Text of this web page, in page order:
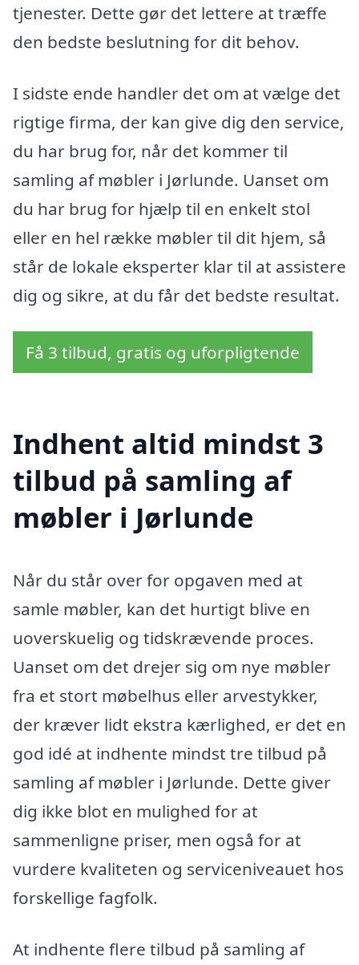
tjenester. Dette gør det lettere at træffe
den bedste beslutning for dit behov.
I sidste ende handler det om at vælge det
rigtige firma, der kan give dig den service,
du har brug for, når det kommer til
samling af møbler i Jørlunde. Uanset om
du har brug for hjælp til en enkelt stol
eller en hel række møbler til dit hjem, så
står de lokale eksperter klar til at assistere
dig og sikre, at du får det bedste resultat.
Få 3 tilbud, gratis og uforpligtende
Indhent altid mindst 3
tilbud på samling af
møbler i Jørlunde
Når du står over for opgaven med at
samle møbler, kan det hurtigt blive en
uoverskuelig og tidskrævende proces.
Uanset om det drejer sig om nye møbler
fra et stort møbelhus eller arvestykker,
der kræver lidt ekstra kærlighed, er det en
god idé at indhente mindst tre tilbud på
samling af møbler i Jørlunde. Dette giver
dig ikke blot en mulighed for at
sammenligne priser, men også for at
vurdere kvaliteten og serviceniveauet hos
forskellige fagfolk.
At indhente flere tilbud på samling af